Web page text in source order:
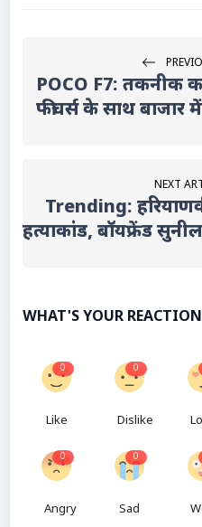
POCO F7: तकनीक
फीचर्स के साथ
NEXT
Trending:
हत्याकांड, बॉयफ्रेंड
WHAT'S YOUR
0
Like
0
Dislike
0
Angry
0
Sad